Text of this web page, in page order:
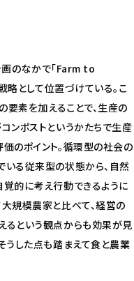
画のなかで「Farm to
略として位置づけている。こ
要素を加えることで、生産の
ンポストというかたちで生産
のポイント。循環型の社会の
る従来型の状態から、自然
的に考え行動できるように
規模農家と比べて、経営の
るという観点からも効果が見
うした点も踏まえて食と農業